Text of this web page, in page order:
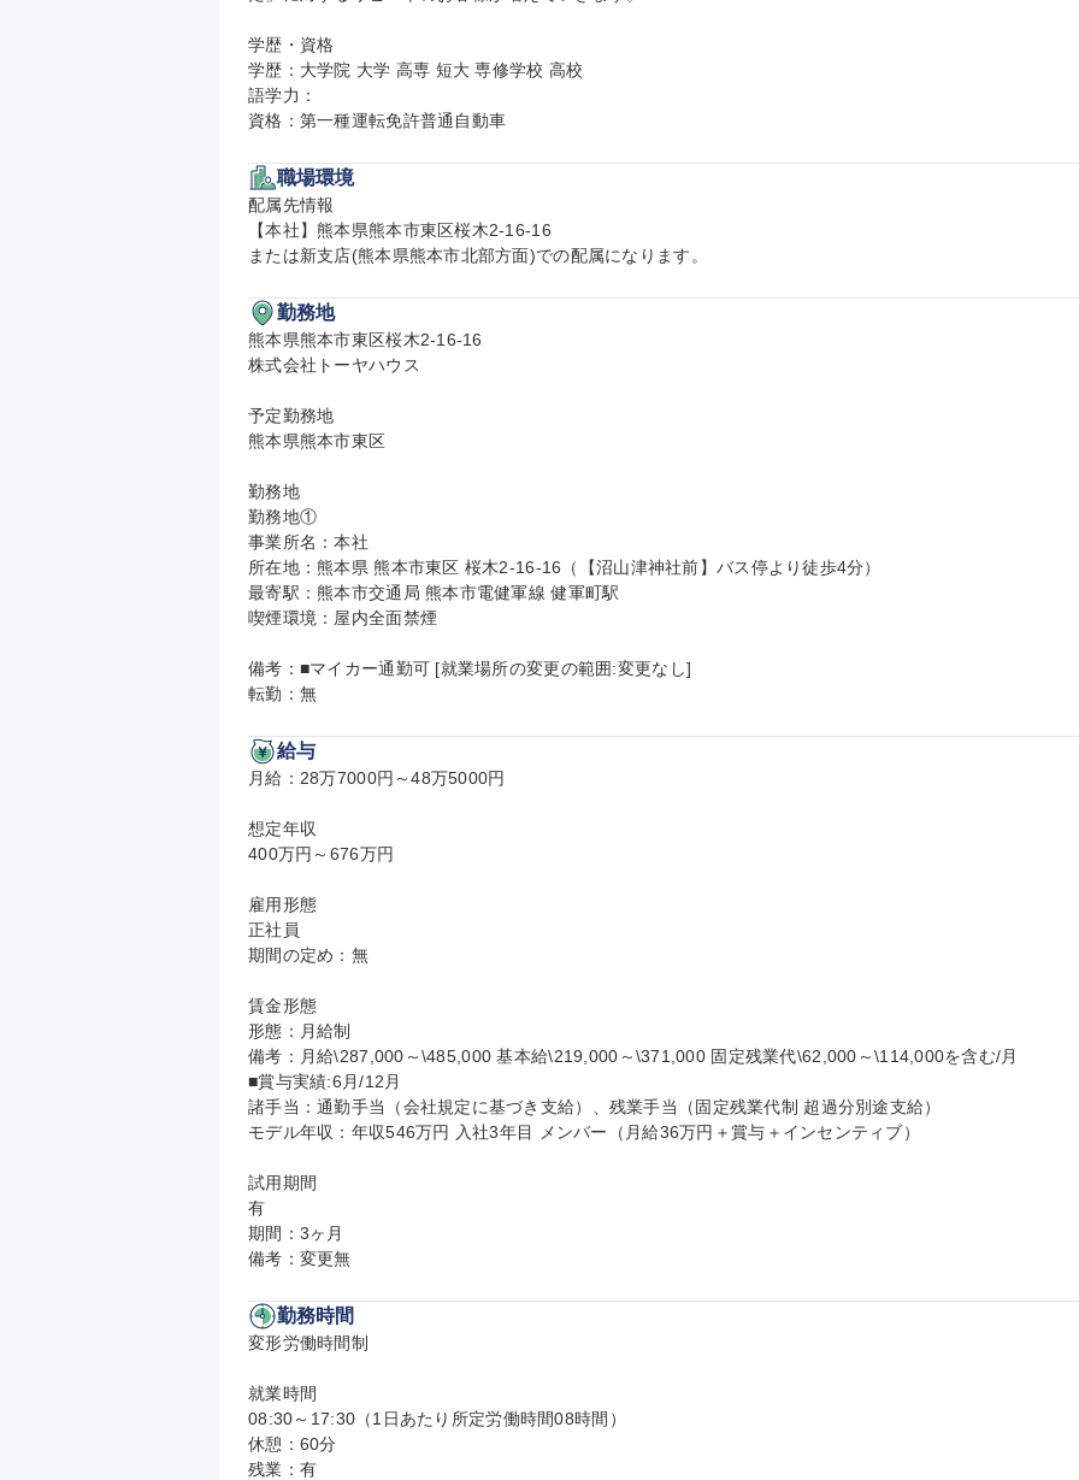
学歴・資格
学歴：大学院 大学 高専 短大 専修学校 高校
語学力：
資格：第一種運転免許普通自動車
職場環境
配属先情報
【本社】熊本県熊本市東区桜木2-16-16
または新支店(熊本県熊本市北部方面)での配属になります。
勤務地
熊本県熊本市東区桜木2-16-16
株式会社トーヤハウス
予定勤務地
熊本県熊本市東区
勤務地
勤務地①
事業所名：本社
所在地：熊本県 熊本市東区 桜木2-16-16（【沼山津神社前】バス停より徒歩4分）
最寄駅：熊本市交通局 熊本市電健軍線 健軍町駅
喫煙環境：屋内全面禁煙
備考：■マイカー通勤可 [就業場所の変更の範囲:変更なし]
転勤：無
給与
月給：28万7000円～48万5000円
想定年収
400万円～676万円
雇用形態
正社員
期間の定め：無
賃金形態
形態：月給制
備考：月給\287,000～\485,000 基本給\219,000～\371,000 固定残業代\62,000～\114,000を含む/月
■賞与実績:6月/12月
諸手当：通勤手当（会社規定に基づき支給）、残業手当（固定残業代制 超過分別途支給）
モデル年収：年収546万円 入社3年目 メンバー（月給36万円＋賞与＋インセンティブ）
試用期間
有
期間：3ヶ月
備考：変更無
勤務時間
変形労働時間制
就業時間
08:30～17:30（1日あたり所定労働時間08時間）
休憩：60分
残業：有